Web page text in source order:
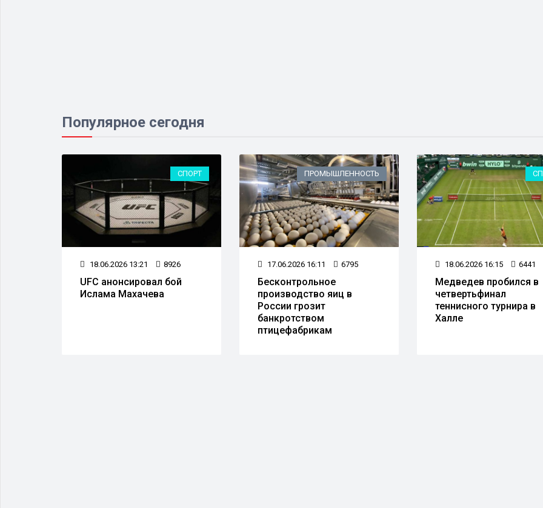
Популярное сегодня
СПОРТ
18.06.2026 13:21 8926
UFC анонсировал бой
Ислама Махачева
ПРОМЫШЛЕННОСТЬ
17.06.2026 16:11 6795
Бесконтрольное
производство яиц в
России грозит
банкротством
птицефабрикам
18.06.2026 16:15 6441
Медведев пробился в
четвертьфинал
теннисного турнира в
Халле